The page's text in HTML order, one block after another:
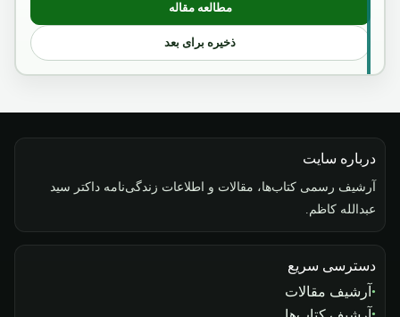
مطالعه مقاله: لزوم بررسی مسائل تاریخی
ذخیره برای بعد
درباره سایت
آرشیف رسمی کتاب‌ها، مقالات و اطلاعات زندگی‌نامه داکتر سید
عبدالله کاظم.
دسترسی سریع
آرشیف مقالات